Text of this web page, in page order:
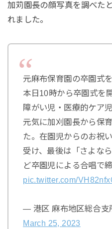
加苅園長の顔写真を調べた
れました。
元麻布保育園の卒園式
本日10時から卒園式を
障がい児・医療的ケア
元気に加刈園長から保
た。在園児からのお祝
受け、最後は「さよな
ど卒園児による合唱で
pic.twitter.com/
— 港区 麻布地区総合支
March 25, 2023